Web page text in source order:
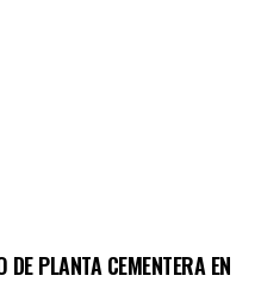
PLANTA CEMENTERA EN